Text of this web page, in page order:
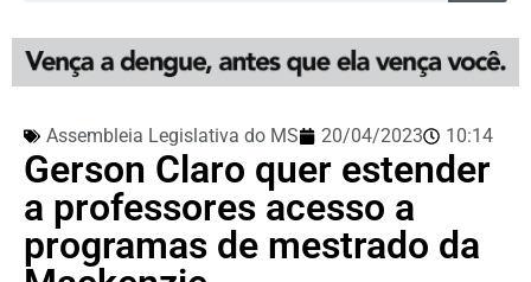
Assembleia Legislativa do MS 20/04/2023 10:14
Gerson Claro quer estender
a professores acesso a
programas de mestrado da